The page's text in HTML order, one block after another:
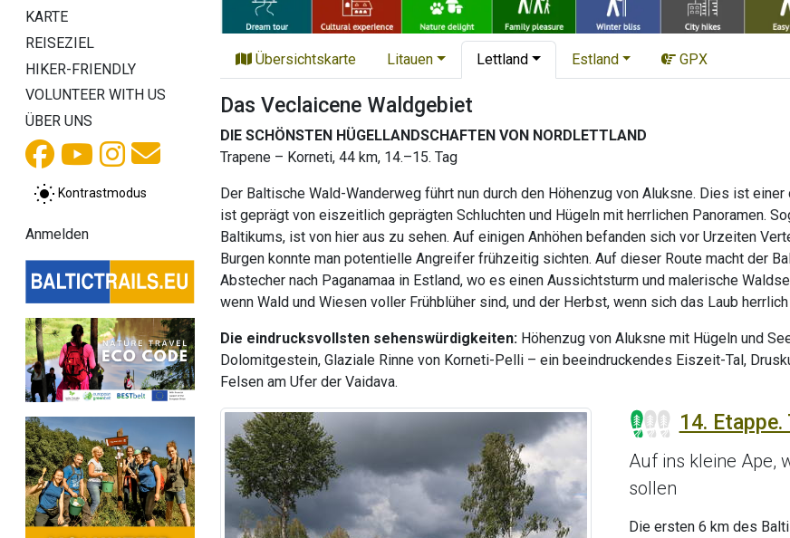
KARTE
REISEZIEL
HIKER-FRIENDLY
VOLUNTEER WITH US
ÜBER UNS
Kontrastmodus
Anmelden
Übersichtskarte Litauen Lettland Estland GPX
Das Veclaicene Waldgebiet
DIE SCHÖNSTEN HÜGELLANDSCHAFTEN VON NORDLETTLAND
Trapene – Korneti, 44 km, 14.–15. Tag
Der Baltische Wald-Wanderweg führt nun durch den Höhenzug von Aluksne. Dies ist
ist geprägt von eiszeitlich geprägten Schluchten und Hügeln mit herrlichen Panoramen.
Baltikums, ist von hier aus zu sehen. Auf einigen Anhöhen befanden sich vor Urzeiten
Burgen konnte man potentielle Angreifer frühzeitig sichten. Auf dieser Route macht der
Abstecher nach Paganamaa in Estland, wo es einen Aussichtsturm und malerische
wenn Wald und Wiesen voller Frühblüher sind, und der Herbst, wenn sich das Laub
Die eindrucksvollsten sehenswürdigkeiten: Höhenzug von Aluksne mit Hügeln und
Dolomitgestein, Glaziale Rinne von Korneti-Pelli – ein beeindruckendes Eiszeit-Tal,
Felsen am Ufer der Vaidava.
14. Etappe.
Auf ins kleine Ape,
sollen
Die ersten 6 km des